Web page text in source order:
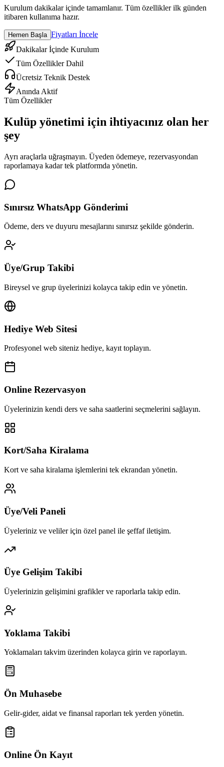
Kurulum dakikalar içinde tamamlanır. Tüm özellikler ilk günden
itibaren kullanıma hazır.
Hemen Başla Fiyatları İncele
Dakikalar İçinde Kurulum
Tüm Özellikler Dahil
Ücretsiz Teknik Destek
Anında Aktif
Tüm Özellikler
Kulüp yönetimi için ihtiyacınız olan her
şey
Ayrı araçlarla uğraşmayın. Üyeden ödemeye, rezervasyondan
raporlamaya kadar tek platformda yönetin.
Sınırsız WhatsApp Gönderimi
Ödeme, ders ve duyuru mesajlarını sınırsız şekilde gönderin.
Üye/Grup Takibi
Bireysel ve grup üyelerinizi kolayca takip edin ve yönetin.
Hediye Web Sitesi
Profesyonel web siteniz hediye, kayıt toplayın.
Online Rezervasyon
Üyelerinizin kendi ders ve saha saatlerini seçmelerini sağlayın.
Kort/Saha Kiralama
Kort ve saha kiralama işlemlerini tek ekrandan yönetin.
Üye/Veli Paneli
Üyeleriniz ve veliler için özel panel ile şeffaf iletişim.
Üye Gelişim Takibi
Üyelerinizin gelişimini grafikler ve raporlarla takip edin.
Yoklama Takibi
Yoklamaları takvim üzerinden kolayca girin ve raporlayın.
Ön Muhasebe
Gelir-gider, aidat ve finansal raporları tek yerden yönetin.
Online Ön Kayıt